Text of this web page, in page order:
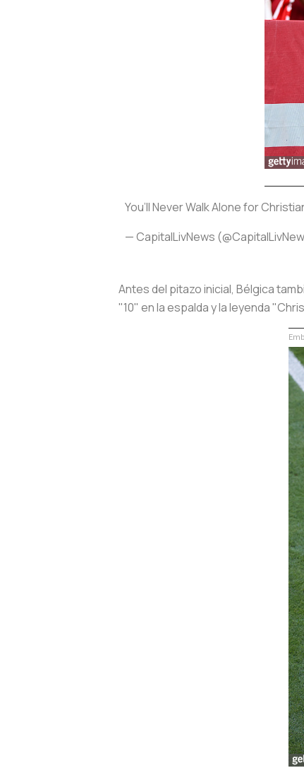
You’ll Never Walk Alone for
— CapitalLivNews
Antes del pitazo inicial, Bélgica
"10" en la espalda y la leyenda